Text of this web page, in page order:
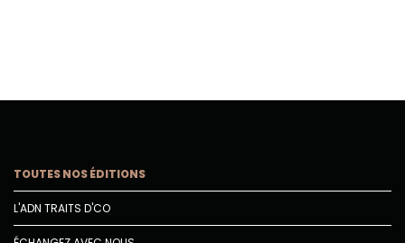
TOUTES NOS ÉDITIONS
L'ADN TRAITS D'CO